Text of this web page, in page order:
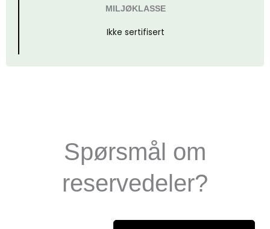
MILJØKLASSE
Ikke sertifisert
Spørsmål om
reservedeler?